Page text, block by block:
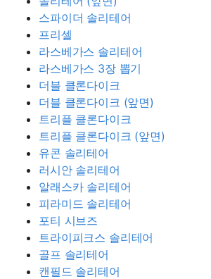
스파이더 솔리테어
프리셀
라스베가스 솔리테어
라스베가스 3장 뽑기
더블 클론다이크
더블 클론다이크 (앞면)
트리플 클론다이크
트리플 클론다이크 (앞면)
유콘 솔리테어
러시안 솔리테어
알래스카 솔리테어
피라미드 솔리테어
포티 시브즈
트라이피크스 솔리테어
골프 솔리테어
캔필드 솔리테어